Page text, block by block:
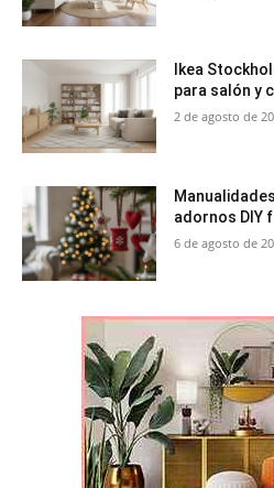
Ikea
para salón y
2 de agosto de
adornos DIY
6 de agosto de